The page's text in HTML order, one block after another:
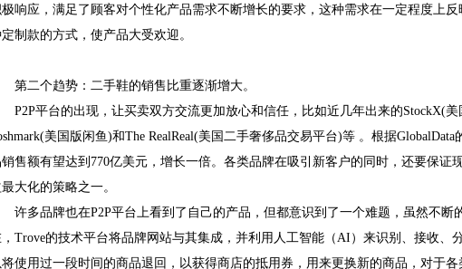
响应，满足了顾客对个性化产品需求不断增长的要求，这种需求在一定程度上
制款的方式，使产品大受欢迎。
第二个趋势：二手鞋的销售比重逐渐增大。
P2P平台的出现，让买卖双方交流更加放心和信任，比如近几年出来的StockX(美
美国版闲鱼)和The RealReal(美国二手奢侈品交易平台)等 。根据
售额有望达到770亿美元，增长一倍。各类品牌在吸引新客户的同时，还要保证
大化的策略之一。
许多品牌也在P2P平台上看到了自己的产品，但都意识到了一个难题，虽然不断
Trove的技术平台将品牌网站与其集成，并利用人工智能（AI）来识别、接收、
使用过一段时间的商品退回，以获得商店的抵用券，用来更换新的商品，对于